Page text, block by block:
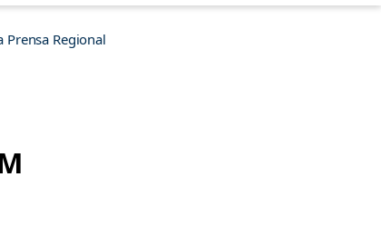
Prensa Regional